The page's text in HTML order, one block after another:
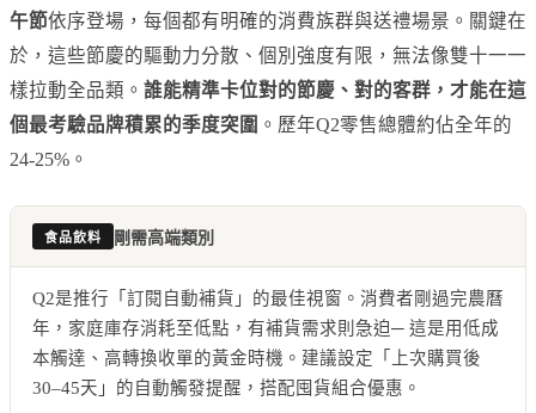
午節依序登場，每個都有明確的消費族群與送禮場景。關鍵在
於，這些節慶的驅動力分散、個別強度有限，無法像雙十一一
樣拉動全品類。 誰能精準卡位對的節慶、對的客群，才能在這
個最考驗品牌積累的季度突圍 。歷年Q2零售總體約佔全年的
24-25%。
食品飲料 剛需高端類別
Q2是推行「訂閱自動補貨」的最佳視窗。消費者剛過完農曆
年，家庭庫存消耗至低點，有補貨需求則急迫─ 這是用低成
本觸達、高轉換收單的黃金時機。建議設定「上次購買後
30–45天」的自動觸發提醒，搭配囤貨組合優惠。